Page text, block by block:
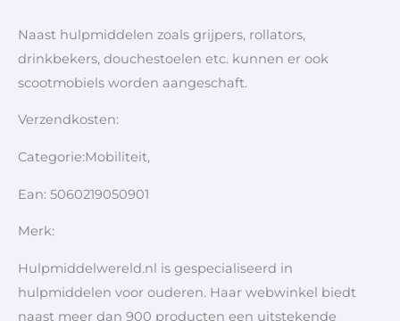
Naast hulpmiddelen zoals grijpers, rollators,
drinkbekers, douchestoelen etc. kunnen er ook
scootmobiels worden aangeschaft.
Verzendkosten:
Categorie:Mobiliteit,
Ean: 5060219050901
Merk:
Hulpmiddelwereld.nl is gespecialiseerd in
hulpmiddelen voor ouderen. Haar webwinkel biedt
naast meer dan 900 producten een uitstekende